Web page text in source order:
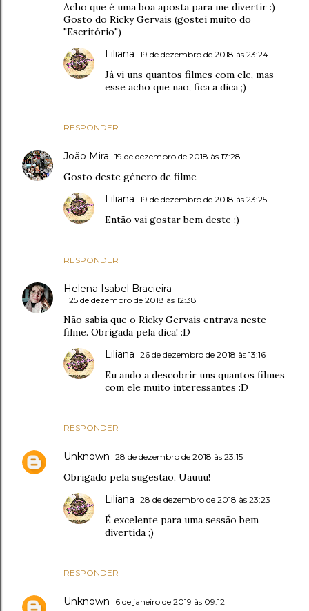
Acho que é uma boa aposta para me divertir :)
Gosto do Ricky Gervais (gostei muito do
"Escritório")
RESPONDER
Liliana 19 de dezembro de 2018 às 23:24
Já vi uns quantos filmes com ele, mas
esse acho que não, fica a dica ;)
João Mira 19 de dezembro de 2018 às 17:28
Gosto deste género de filme
RESPONDER
Liliana 19 de dezembro de 2018 às 23:25
Então vai gostar bem deste :)
Helena Isabel Bracieira
25 de dezembro de 2018 às 12:38
Não sabia que o Ricky Gervais entrava neste
filme. Obrigada pela dica! :D
RESPONDER
Liliana 26 de dezembro de 2018 às 13:16
Eu ando a descobrir uns quantos filmes
com ele muito interessantes :D
Unknown 28 de dezembro de 2018 às 23:15
Obrigado pela sugestão, Uauuu!
RESPONDER
Liliana 28 de dezembro de 2018 às 23:23
É excelente para uma sessão bem
divertida ;)
Unknown 6 de janeiro de 2019 às 09:12